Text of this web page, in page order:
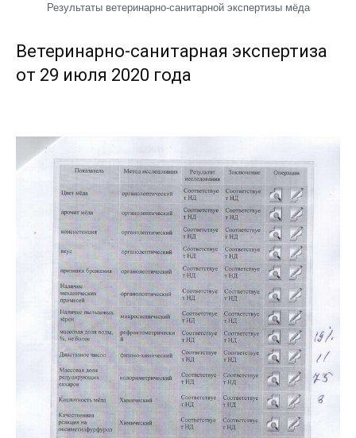
Результаты ветеринарно-санитарной экспертизы мёда
Ветеринарно-санитарная экспертиза
от 29 июля 2020 года